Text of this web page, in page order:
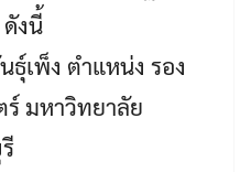
งนี้
ธุ์เพ็ง ตำแหน่ง รอง
มหาวิทยาลัย